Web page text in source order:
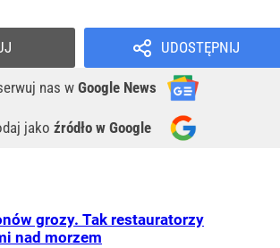
UDOSTĘPNIJ
nas w Google News
jako źródło w Google
grozy. Tak restauratorzy
nad morzem